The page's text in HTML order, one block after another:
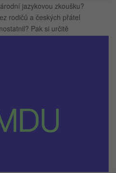
jazykovou zkoušku?
rodičů a českých přátel
Pak si určitě